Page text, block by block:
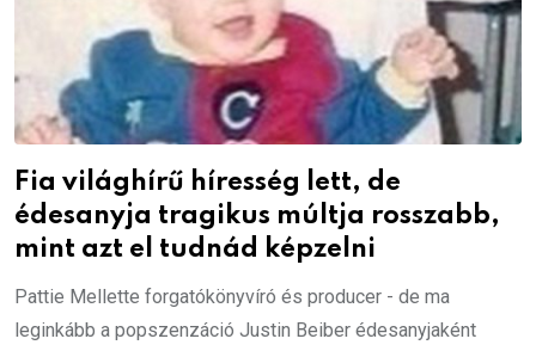
Fia világhírű híresség lett, de
édesanyja tragikus múltja rosszabb,
mint azt el tudnád képzelni
Pattie Mellette forgatókönyvíró és producer - de ma
leginkább a popszenzáció Justin Beiber édesanyjaként